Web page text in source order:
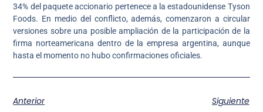
34% del paquete accionario pertenece a la estadounidense Tyson
Foods. En medio del conflicto, además, comenzaron a circular
versiones sobre una posible ampliación de la participación de la
firma norteamericana dentro de la empresa argentina, aunque
hasta el momento no hubo confirmaciones oficiales.
Anterior Siguiente